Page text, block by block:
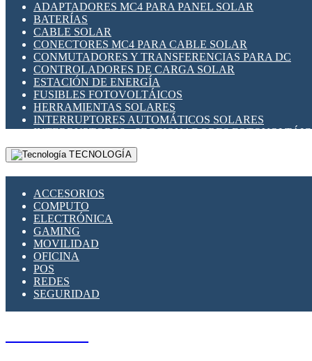
ADAPTADORES MC4 PARA PANEL SOLAR
BATERÍAS
CABLE SOLAR
CONECTORES MC4 PARA CABLE SOLAR
CONMUTADORES Y TRANSFERENCIAS PARA DC
CONTROLADORES DE CARGA SOLAR
ESTACIÓN DE ENERGÍA
FUSIBLES FOTOVOLTÁICOS
HERRAMIENTAS SOLARES
INTERRUPTORES AUTOMÁTICOS SOLARES
INTERRUPTORES - SECCIONADORES
MONTAJE PANEL SOLAR
PORTA FUSIBLES Y SECCIONADORES
TECNOLOGÍA
ACCESORIOS
COMPUTO
ELECTRÓNICA
GAMING
MOVILIDAD
OFICINA
POS
REDES
SEGURIDAD